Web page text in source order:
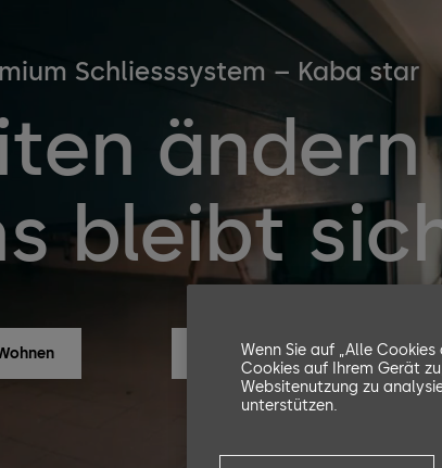
Schliesssystem – Kaba star
ändern
bleibt
Unternehmen
Wenn Sie auf „Alle
Cookies auf Ihrem Gerät
Websitenutzung zu
unterstützen.